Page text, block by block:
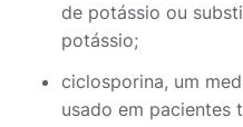
de potássio ou
potássio;
ciclosporina, um
usado em pacientes